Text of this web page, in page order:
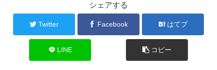
シェアする
Twitter Facebook はてブ
LINE コピー